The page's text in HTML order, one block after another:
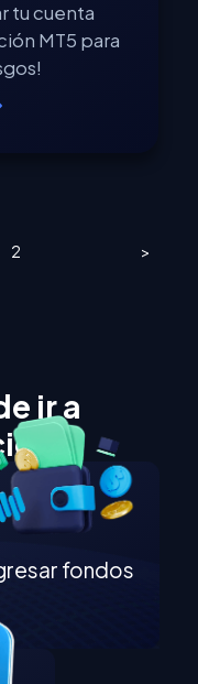
tu cuenta
MT5 para
2 >
ir a
fondos